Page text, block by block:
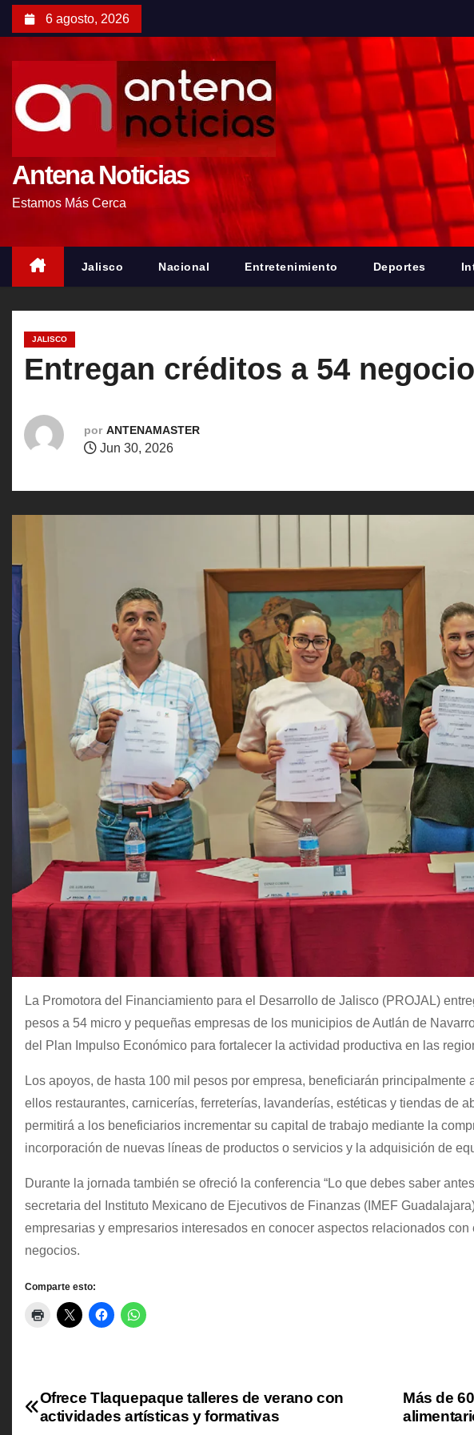
6 agosto, 2026
Antena Noticias
Estamos Más Cerca
Jalisco Nacional Entretenimiento Deportes
JALISCO
Entregan créditos a 54
por ANTENAMASTER
Jun 30, 2026
La Promotora del Financiamiento para el Desarrollo de Jalisco (PROJAL)
pesos a 54 micro y pequeñas empresas de los municipios de Autlán de
del Plan Impulso Económico para fortalecer la actividad productiva en las
Los apoyos, de hasta 100 mil pesos por empresa, beneficiarán
ellos restaurantes, carnicerías, ferreterías, lavanderías, estéticas y tiendas de
permitirá a los beneficiarios incrementar su capital de trabajo mediante la
incorporación de nuevas líneas de productos o servicios y la adquisición de
Durante la jornada también se ofreció la conferencia “Lo que debes saber
secretaria del Instituto Mexicano de Ejecutivos de Finanzas (IMEF
empresarias y empresarios interesados en conocer aspectos relacionados
negocios.
Comparte esto:
N
Más de
Ofrece Tlaquepaque talleres de verano con
actividades artísticas y formativas